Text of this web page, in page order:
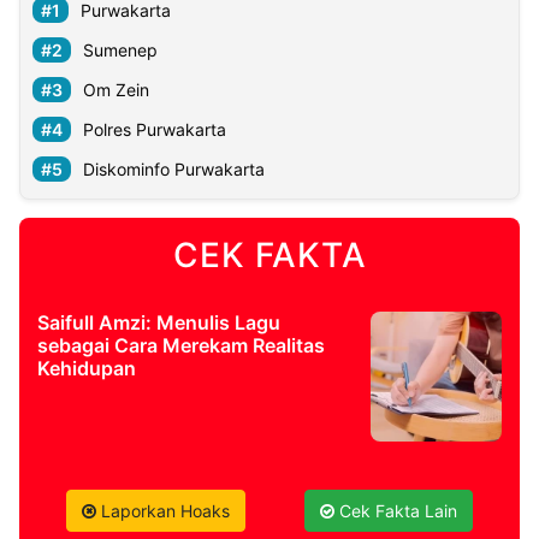
Purwakarta
Sumenep
Om Zein
Polres Purwakarta
Diskominfo Purwakarta
CEK FAKTA
Saifull Amzi: Menulis Lagu
sebagai Cara Merekam Realitas
Kehidupan
Laporkan Hoaks Cek Fakta Lain